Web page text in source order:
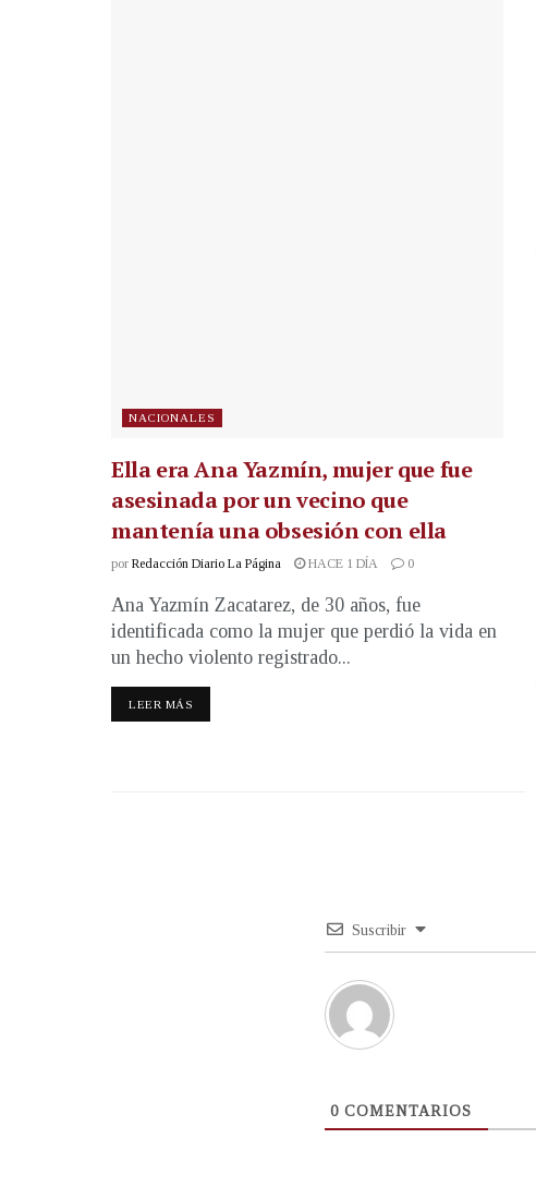
NACIONALES
Ella era Ana Yazmín, mujer que fue
asesinada por un vecino que
mantenía una obsesión con ella
por Redacción Diario La Página HACE 1 DÍA 0
Ana Yazmín Zacatarez, de 30 años, fue
identificada como la mujer que perdió la vida en
un hecho violento registrado...
LEER MÁS
Suscribir
0 COMENTARIOS